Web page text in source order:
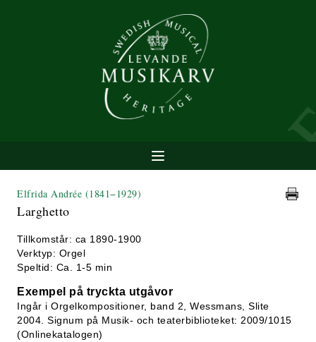
Elfrida Andrée (1841−1929)
Larghetto
Tillkomstår: ca 1890-1900
Verktyp: Orgel
Speltid: Ca. 1-5 min
Exempel på tryckta utgåvor
Ingår i Orgelkompositioner, band 2, Wessmans, Slite
2004. Signum på Musik- och teaterbiblioteket: 2009/1015
(Onlinekatalogen)